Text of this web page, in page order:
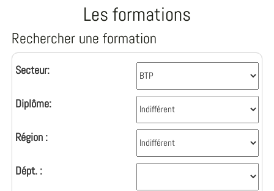
Les formations
Rechercher une formation
Secteur:
Diplôme:
Région :
Dépt. :